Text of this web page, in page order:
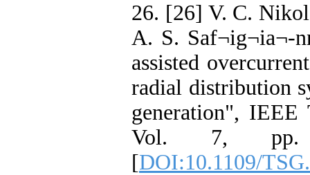
26. [26] V. C.
A. S. Saf¬ig¬ia¬-
assisted
radial distribution
generation",
Vol. 7, pp.
[DOI:10.1109/